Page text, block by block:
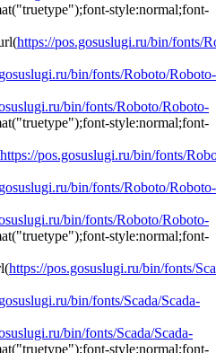
style:normal;font-
https://pos.gosuslugi.ru/bin/fonts/
bin/fonts/Roboto/Roboto-
bin/fonts/Roboto/Roboto-
style:normal;font-
https://pos.gosuslugi.ru/bin/fonts/
bin/fonts/Roboto/Roboto-
bin/fonts/Roboto/Roboto-
style:normal;font-
https://pos.gosuslugi.ru/bin/fonts/
bin/fonts/Scada/Scada-
bin/fonts/Scada/Scada-
style:normal;font-